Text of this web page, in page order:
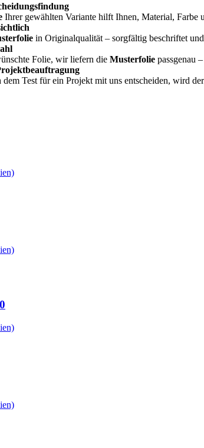
Ihrer gewählten Variante hilft Ihnen, Material, Farbe
in Originalqualität – sorgfältig beschriftet
Folie, wir liefern die Musterfolie passgenau
dem Test für ein Projekt mit uns entscheiden, wird